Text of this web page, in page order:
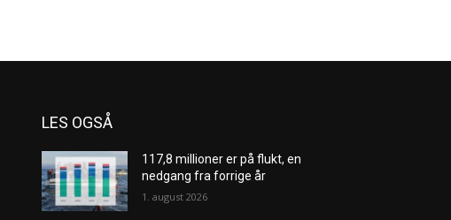
LES OGSÅ
117,8 millioner er på flukt, en
nedgang fra forrige år
1. august 2026